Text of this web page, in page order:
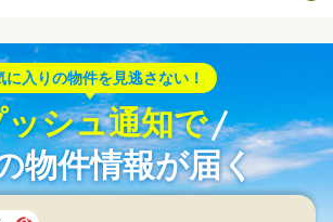
に入りの物件を見逃さない！
シュ通知で
物件情報が届く